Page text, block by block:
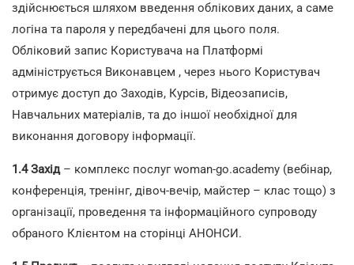
здійснюється шляхом введення облікових даних, а саме
логіна та пароля у передбачені для цього поля.
Обліковий запис Користувача на Платформі
адмініструється Виконавцем , через нього Користувач
отримує доступ до Заходів, Курсів, Відеозаписів,
Навчальних матеріалів, та до іншої необхідної для
виконання договору інформації.
1.4 Захід– комплекс послуг woman-go.academy (вебінар,
конференція, тренінг, дівоч-вечір, майстер – клас тощо) з
організації, проведення та інформаційного супроводу
обраного Клієнтом на сторінці АНОНСИ.